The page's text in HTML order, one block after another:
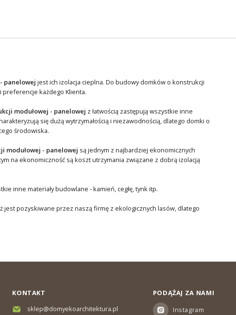
panelowej jest ich izolacja cieplna. Do budowy domków o konstrukcji
każdego Klienta.
modułowej - panelowej z łatwością zastępują wszystkie inne
się dużą wytrzymałością i niezawodnością, dlatego domki o
środowiska.
modułowej - panelowej są jednym z najbardziej ekonomicznych
na ekonomiczność są koszt utrzymania związane z dobrą izolacją
inne materiały budowlane - kamień, cegłę, tynk itp.
jest pozyskiwane przez naszą firmę z ekologicznych lasów, dlatego
KONTAKT
sklep@domyekoarchitektura.pl
PODĄŻAJ ZA NAMI
Instagram